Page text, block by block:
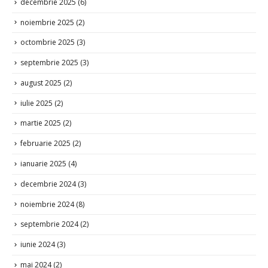
noiembrie 2025 (2)
octombrie 2025 (3)
septembrie 2025 (3)
august 2025 (2)
iulie 2025 (2)
martie 2025 (2)
februarie 2025 (2)
ianuarie 2025 (4)
decembrie 2024 (3)
noiembrie 2024 (8)
septembrie 2024(2)
iunie 2024(3)
mai 2024(2)